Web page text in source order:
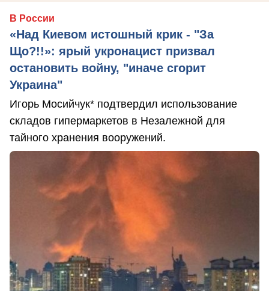
В России
«Над Киевом истошный крик - "За
Що?!!»: ярый укронацист призвал
остановить войну, "иначе сгорит
Украина"
Игорь Мосийчук* подтвердил использование
складов гипермаркетов в Незалежной для
тайного хранения вооружений.